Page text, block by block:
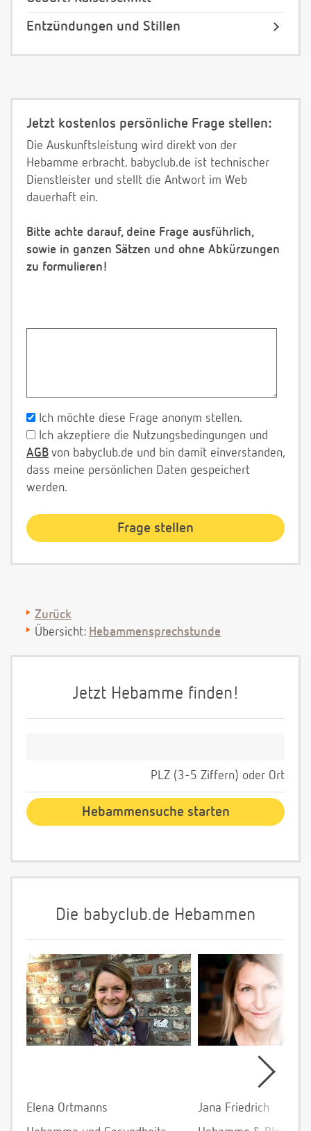
Entzündungen und Stillen
Jetzt kostenlos persönliche Frage stellen:
Die Auskunftsleistung wird direkt von der
Hebamme erbracht. babyclub.de ist technischer
Dienstleister und stellt die Antwort im Web
dauerhaft ein.
Bitte achte darauf, deine Frage ausführlich,
sowie in ganzen Sätzen und ohne Abkürzungen
zu formulieren!
Ich möchte diese Frage anonym stellen.
Ich akzeptiere die Nutzungsbedingungen und
AGB von babyclub.de und bin damit einverstanden,
dass meine persönlichen Daten gespeichert
werden.
Zurück
Übersicht: Hebammensprechstunde
Jetzt Hebamme finden!
PLZ (3-5 Ziffern) oder Ort
Die babyclub.de Hebammen
Elena Ortmanns
Jana Friedrich